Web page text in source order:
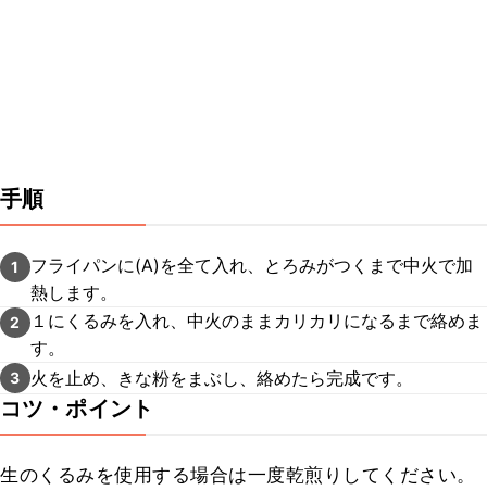
手順
1
フライパンに(A)を全て入れ、とろみがつくまで中火で加
熱します。
2
１にくるみを入れ、中火のままカリカリになるまで絡めま
す。
3 火を止め、きな粉をまぶし、絡めたら完成です。
コツ・ポイント
生のくるみを使用する場合は一度乾煎りしてください。